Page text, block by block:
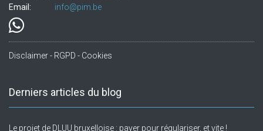
Email:
info@pim.be
Disclaimer - RGPD - Cookies
Derniers articles du blog
Le projet de DLUU bruxelloise : payer pour régulariser, et vite !